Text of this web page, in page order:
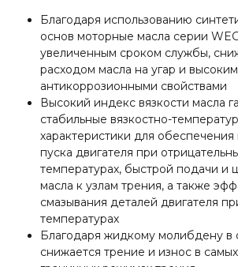
Благодаря использованию
основ моторные масла серии
увеличенным сроком службы,
расходом масла на угар и
антикоррозионными свойствами
Высокий индекс вязкости масла
стабильные вязкостно-
характеристики для
пуска двигателя при
температурах, быстрой подачи и
масла к узлам трения, а также
смазывания деталей двигателя
температурах
Благодаря жидкому молибдену в
снижается трение и износ в